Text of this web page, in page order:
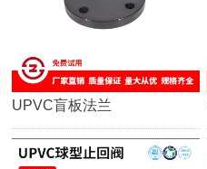
UPVC盲板法兰